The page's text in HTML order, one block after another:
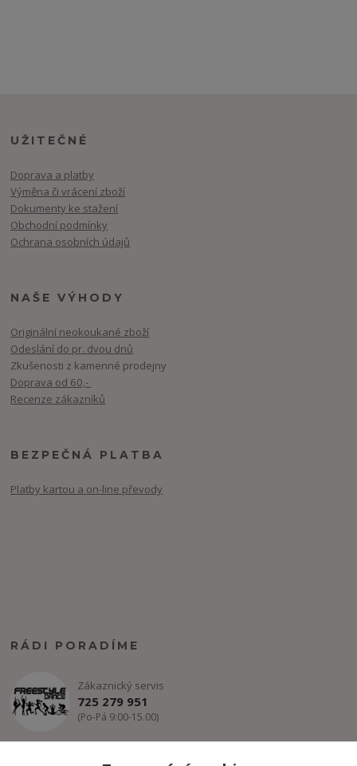
UŽITEČNÉ
Doprava a platby
Výměna či vrácení zboží
Dokumenty ke stažení
Obchodní podmínky
Ochrana osobních údajů
NAŠE VÝHODY
Originální neokoukané zboží
Odeslání do pr. dvou dnů
Zkušenosti z kamenné prodejny
Doprava od 60,-
Recenze zákazníků
BEZPEČNÁ PLATBA
Platby kartou a on-line převody
RÁDI PORADÍME
Zákaznický servis
725 279 951
(Po-Pá 9:00-15.00)